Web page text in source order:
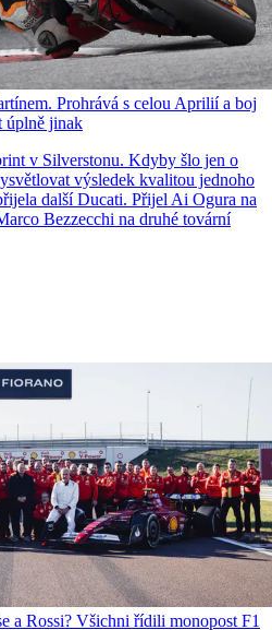
Prohrává s celou Aprilií a boj
úplně jinak
v Silverstonu. Kdyby šlo jen o
výsledek kvalitou jednoho
další Ducati. Přijel Ai Ogura na
Bezzecchi na druhé tovární
a Rossi? Všichni řídili monopost F1